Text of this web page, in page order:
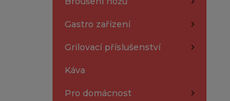
Gastro zařízení
Grilovací příslušenství
Káva
Pro domácnost